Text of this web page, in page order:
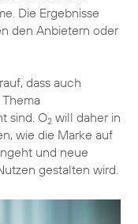
Die Ergebnisse
den Anbietern oder
dass auch
sind. O2 will daher in
wie die Marke auf
und neue
gestalten wird.